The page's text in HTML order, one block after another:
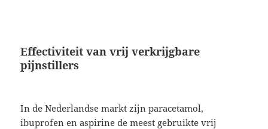
Effectiviteit van vrij verkrijgbare
pijnstillers
In de Nederlandse markt zijn paracetamol,
ibuprofen en aspirine de meest gebruikte vrij